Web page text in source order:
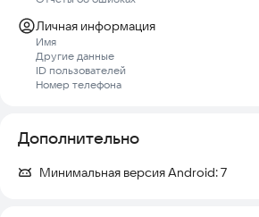
Личная информация
Имя
Другие данные
ID пользователей
Номер телефона
Дополнительно
Минимальная версия Android:7